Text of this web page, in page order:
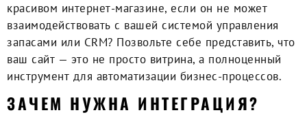
красивом интернет-магазине, если он не может
взаимодействовать с вашей системой управления
запасами или CRM? Позвольте себе представить, что
ваш сайт — это не просто витрина, а полноценный
инструмент для автоматизации бизнес-процессов.
ЗАЧЕМ НУЖНА ИНТЕГРАЦИЯ?